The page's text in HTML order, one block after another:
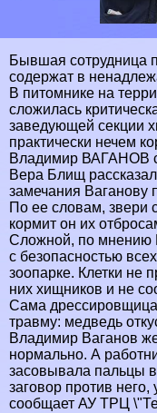
Бывшая сотрудница
содержат в
В питомнике на
сложилась
заведующей секции
пpaктически нечем
Владимир ВАГАНОВ
Вера Блищ
замечания Ваганову
По ее словам, звери
кормит он их
Сложной, по мнению
с безопасностью
зоопарке. Клетки не
них хищников и не
Сама
травму: медведь
Владимир Ваганов же
нормально. А
засовывала пальцы
заговор против
сообщает АУ ТРЦ